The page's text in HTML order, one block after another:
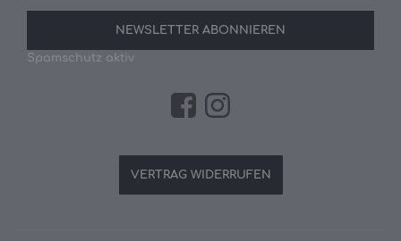
NEWSLETTER ABONNIEREN
Spamschutz aktiv
VERTRAG WIDERRUFEN